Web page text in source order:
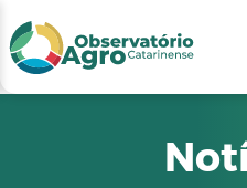
2
3
4